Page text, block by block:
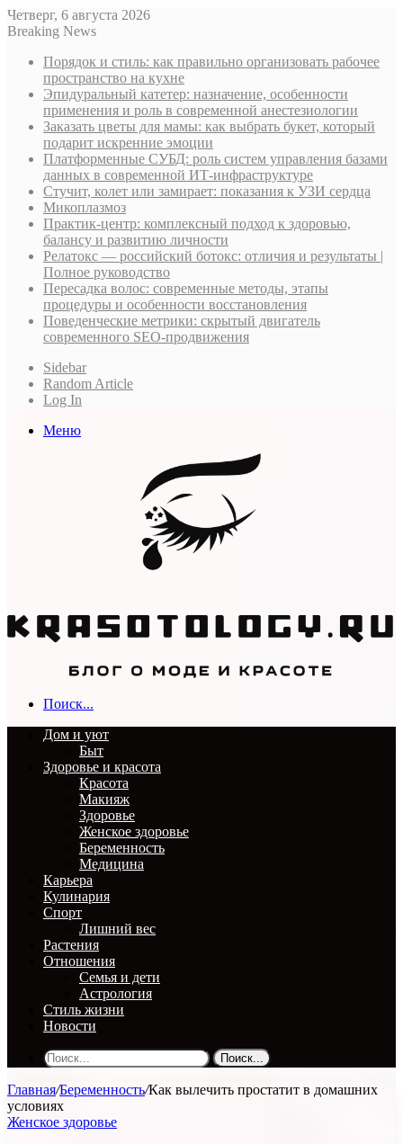
Четверг, 6 августа 2026
Breaking News
Порядок и стиль: как правильно организовать рабочее
пространство на кухне
Эпидуральный катетер: назначение, особенности
применения и роль в современной анестезиологии
Заказать цветы для мамы: как выбрать букет, который
подарит искренние эмоции
Платформенные СУБД: роль систем управления базами
данных в современной ИТ-инфраструктуре
Стучит, колет или замирает: показания к УЗИ сердца
Микоплазмоз
Практик-центр: комплексный подход к здоровью,
балансу и развитию личности
Релатокс — российский ботокс: отличия и результаты |
Полное руководство
Пересадка волос: современные методы, этапы
процедуры и особенности восстановления
Поведенческие метрики: скрытый двигатель
современного SEO-продвижения
Sidebar
Random Article
Log In
Меню
Поиск...
Дом и уют
Быт
Здоровье и красота
Красота
Макияж
Здоровье
Женское здоровье
Беременность
Медицина
Карьера
Кулинария
Спорт
Лишний вес
Растения
Отношения
Семья и дети
Астрология
Стиль жизни
Новости
Поиск...
Главная/Беременность/Как вылечить простатит в домашних
условиях
Женское здоровье